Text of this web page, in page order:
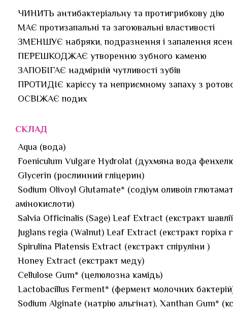
ЧИНИТЬ антибактеріальну та протигрибкову дію
МАЄ протизапальні та загоювальні властивості
ЗМЕНШУЄ набряки, подразнення і запалення ясен
ПЕРЕШКОДЖАЄ утворенню зубного каменю
ЗАПОБІГАЄ надмірній чутливості зубів
ПРОТИДІЄ карієсу та неприємному запаху з
ОСВІЖАЄ подих
СКЛАД
Aqua (вода)
Foeniculum Vulgare Hydrolat (духмяна вода
Glycerin (рослинний гліцерин)
Sodium Olivoyl Glutamate* (содіум оливоіл
амінокислоти)
Salvia Officinalis (Sage) Leaf Extract (екстракт шавлії
Juglans regia (Walnut) Leaf Extract (екстракт горіха
Spirulina Platensis Extract (екстракт спіруліни )
Honey Extract (екстракт меду)
Cellulose Gum* (целюлозна камідь)
Lactobacillus Ferment* (фермент молочних
Sodium Alginate (натрію альгінат), Xanthan Gum*